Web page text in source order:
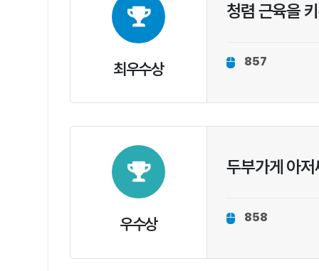
최우수상
청렴 근육을
857
우수상
두부가게 아
858